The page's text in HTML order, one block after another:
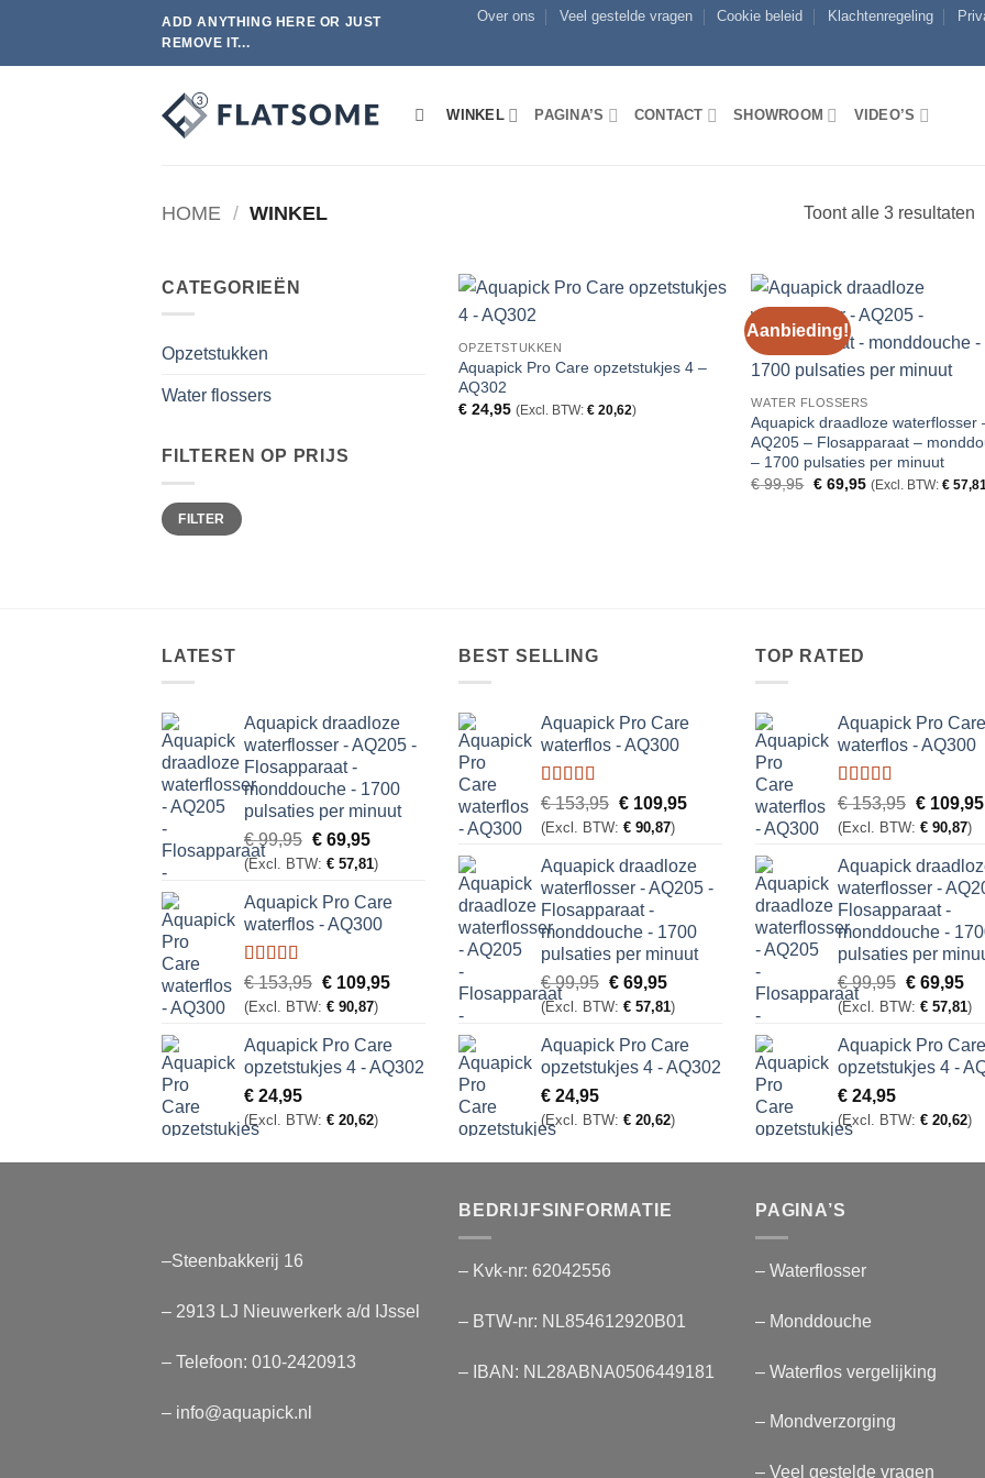
inhoud
ADD ANYTHING HERE OR JUST
REMOVE IT...
Over ons Veel gestelde vragen Cookie beleid Klachtenregeling
WINKEL PAGINA’S CONTACT SHOWROOM VIDEO’S
HOME / WINKEL Toont alle 3 resultaten
CATEGORIEËN
Opzetstukken
Water flossers
FILTEREN OP PRIJS
Min.
prijs
Max.
prijsFILTER
OPZETSTUKKEN
Aquapick Pro Care opzetstukjes 4 –
AQ302
€24,95 (Excl. BTW: €20,62)
Aanbieding!
WATER FLOSSERS
Aquapick draadloze waterflosser
AQ205 – Flosapparaat –
– 1700 pulsaties per minuut
€99,95 Oorspronkelijke
€69,95Huidige
(Excl. BTW: €57,81
LATEST
Aquapick draadloze
waterflosser - AQ205 -
Flosapparaat -
monddouche - 1700
pulsaties per minuut
€99,95 Oorspronkelijke
prijs
€ 99,95.
€69,95Huidige
prijs
€ 69,95.
(Excl. BTW: € 57,81)
Aquapick Pro Care
waterflos - AQ300
Gewaardeerd
5.00 uit 5
€153,95 Oorspronkelijke
prijs
€ 153,95.
€109,95Huidige
€ 109,95.
(Excl. BTW: € 90,87)
Aquapick Pro Care
opzetstukjes 4 - AQ302
€ 24,95
(Excl. BTW: € 20,62)
BEST SELLING
Aquapick Pro Care
waterflos - AQ300
Gewaardeerd
5.00 uit 5
€153,95 Oorspronkelijke
prijs
€ 153,95.
€109,95Huidige
€ 109,95.
(Excl. BTW: € 90,87)
Aquapick draadloze
waterflosser - AQ205 -
Flosapparaat -
monddouche - 1700
pulsaties per minuut
€99,95 Oorspronkelijke
prijs
€ 99,95.
€69,95Huidige
prijs
€ 69,95.
(Excl. BTW: € 57,81)
Aquapick Pro Care
opzetstukjes 4 - AQ302
€ 24,95
(Excl. BTW: € 20,62)
TOP RATED
Aquapick Pro Care
waterflos - AQ300
Gewaardeerd
5.00 uit 5
€153,95
prijs
€
€109,95
(Excl. BTW: € 90,87)
Aquapick
waterflosser -
Flosapparaat -
monddouche -
pulsaties per
€99,95
prijs
€ 99,95.
€69,95
€
(Excl. BTW: € 57,81)
Aquapick Pro Care
opzetstukjes 4 -
€ 24,95
(Excl. BTW: € 20,62)
–Steenbakkerij 16
– 2913 LJ Nieuwerkerk a/d IJssel
– Telefoon: 010-2420913
– info@aquapick.nl
BEDRIJFSINFORMATIE
– Kvk-nr: 62042556
– BTW-nr: NL854612920B01
– IBAN: NL28ABNA0506449181
PAGINA’S
– Waterflosser
– Monddouche
– Waterflos vergelijking
– Mondverzorging
– Veel gestelde vragen